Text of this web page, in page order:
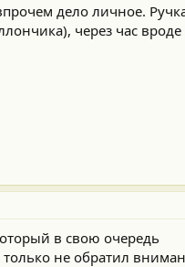
дело личное.
через час вроде
в свою очередь
только не обратил